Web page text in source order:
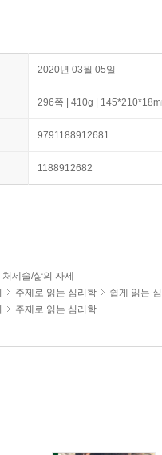
2020년 03월 05일
296쪽 | 410g |
9791188912681
1188912682
처세술/삶의 자세
주제로 읽는 심리학
쉽게 읽는
주제로 읽는 심리학